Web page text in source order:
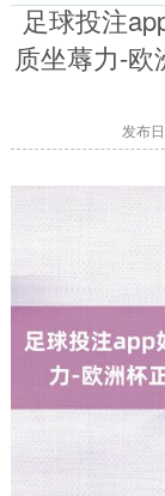
足球投注
质坐蓐力-欧
发布